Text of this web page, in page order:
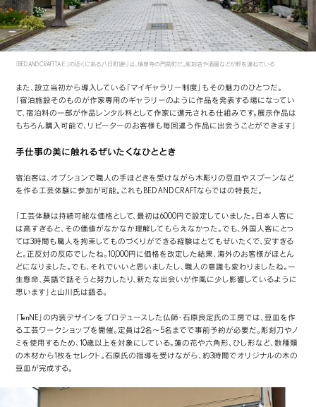
「BED AND CRAFT TAЁ」の近くにある八日町通りは、瑞泉寺の門前町だ。彫刻店や酒屋などが軒を連ねている
また、設立当初から導入している「マイギャラリー制度」もその魅力のひとつだ。
「宿泊施設そのものが作家専用のギャラリーのように作品を発表する場になってい
て、宿泊料の一部が作品レンタル料として作家に還元される仕組みです。展示作品は
もちろん購入可能で、リピーターのお客様も毎回違う作品に出会うことができます」
手仕事の美に触れるぜいたくなひととき
宿泊客は、オプションで職人の手ほどきを受けながら木彫りの豆皿やスプーンなど
を作る工芸体験に参加が可能。これもBED AND CRAFTならではの特長だ。
「工芸体験は持続可能な価格として、最初は6000円で設定していました。日本人客に
は高すぎると、その価値がなかなか理解してもらえなかった。でも、外国人客にとっ
ては3時間も職人を拘束してものづくりができる経験はとてもぜいたくで、安すぎる
と。正反対の反応でしたね。10,000円に価格を改定した結果、海外のお客様がほとん
どになりました。でも、それでいいと思いましたし、職人の意識も変わりましたね。一
生懸命、英語で話そうと努力したり、新たな出会いが作風に少し影響しているように
思います」と山川氏は語る。
「TenNE」の内装デザインをプロデュースした仏師・石原良定氏の工房では、豆皿を作
る工芸ワークショップを開催。定員は2名〜5名までで事前予約が必要だ。彫刻刀やノ
ミを使用するため、10歳以上を対象にしている。蓮の花や六角形、ひし形など、数種類
の木材から1枚をセレクト。石原氏の指導を受けながら、約3時間でオリジナルの木の
豆皿が完成する。